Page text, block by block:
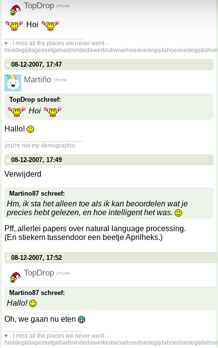
TopDrop
Hoi
♥ - I miss all the places we never went. -
08-12-2007, 17:47
Martiño
TopDrop schreef:
Hoi
Hallo!
you're not my demographic
08-12-2007, 17:49
Verwijderd
Martino87 schreef:
Hm, ik sta het alleen toe als ik kan beoordelen wat je
precies hebt gelezen, en hoe intelligent het was.
Pff, allerlei papers over natural language processing.
(En stiekem tussendoor een beetje Aprilheks.)
08-12-2007, 17:52
TopDrop
Martino87 schreef:
Hallo!
Oh, we gaan nu eten
♥ - I miss all the places we never went. -